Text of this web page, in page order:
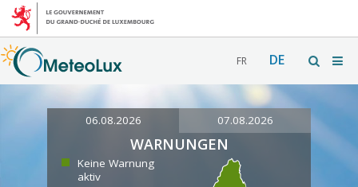
FR DE
06.08.2026 07.08.2026
WARNUNGEN
Keine Warnung
aktiv